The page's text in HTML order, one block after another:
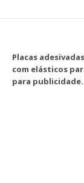
Placas
com elásticos
para publicidade.